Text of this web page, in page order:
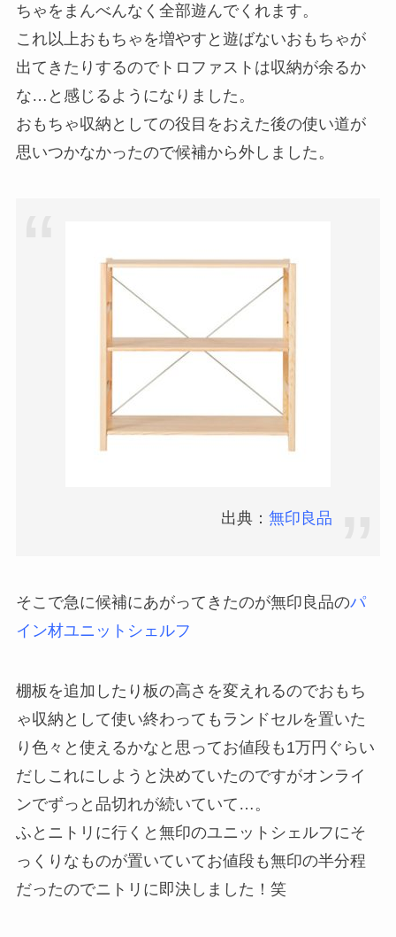
ちゃをまんべんなく全部遊んでくれます。
これ以上おもちゃを増やすと遊ばないおもちゃが
出てきたりするのでトロファストは収納が余るか
な…と感じるようになりました。
おもちゃ収納としての役目をおえた後の使い道が
思いつかなかったので候補から外しました。
出典：無印良品
そこで急に候補にあがってきたのが無印良品のパ
イン材ユニットシェルフ
棚板を追加したり板の高さを変えれるのでおもち
ゃ収納として使い終わってもランドセルを置いた
り色々と使えるかなと思ってお値段も1万円ぐらい
だしこれにしようと決めていたのですがオンライ
ンでずっと品切れが続いていて…。
ふとニトリに行くと無印のユニットシェルフにそ
っくりなものが置いていてお値段も無印の半分程
だったのでニトリに即決しました！笑